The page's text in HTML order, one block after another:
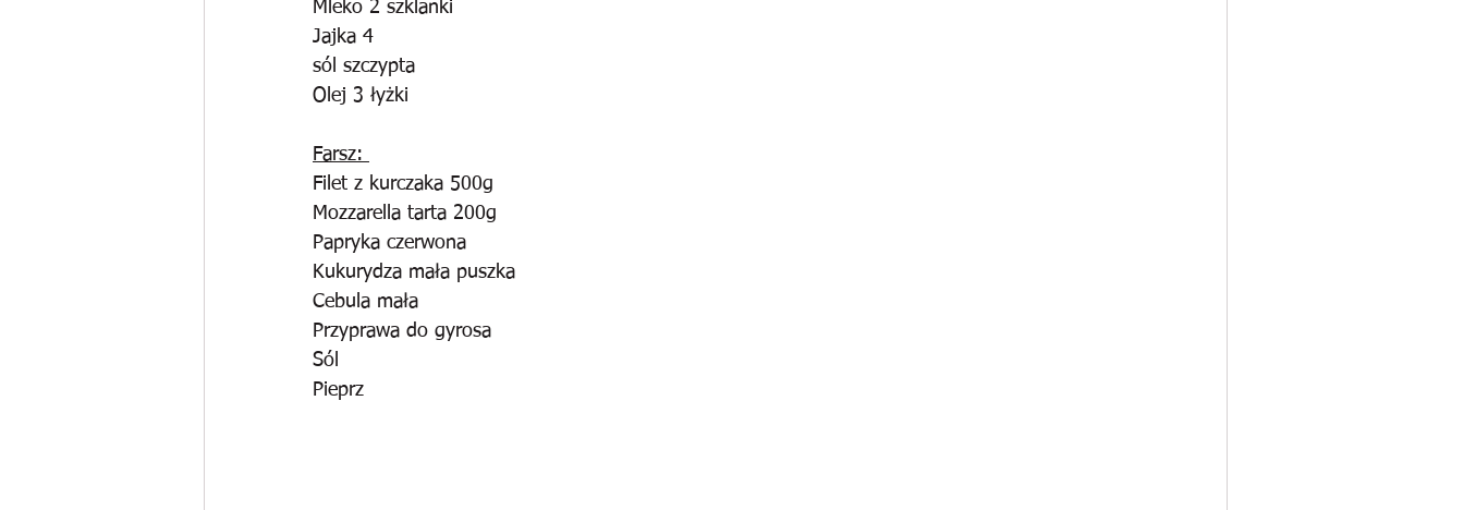
Mleko 2 szklanki
Jajka 4
sól szczypta
Olej 3 łyżki
Farsz:
Filet z kurczaka 500g
Mozzarella tarta 200g
Papryka czerwona
Kukurydza mała puszka
Cebula mała
Przyprawa do gyrosa
Sól
Pieprz